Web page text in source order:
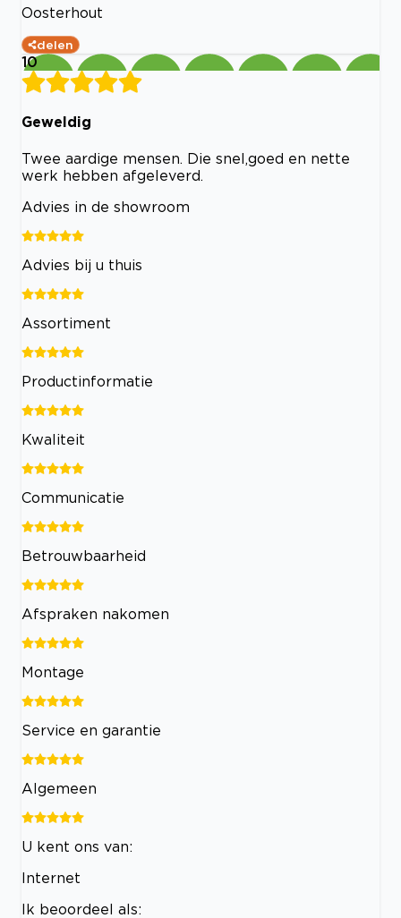
Oosterhout
delen
10
Geweldig
Twee aardige mensen. Die snel,goed en nette
werk hebben afgeleverd.
Advies in de showroom
Advies bij u thuis
Assortiment
Productinformatie
Kwaliteit
Communicatie
Betrouwbaarheid
Afspraken nakomen
Montage
Service en garantie
Algemeen
U kent ons van:
Internet
Ik beoordeel als: